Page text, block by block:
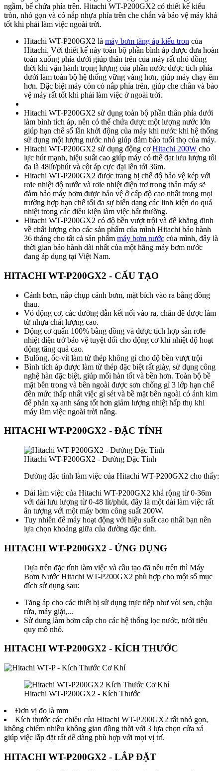
ngầm, bể chứa phía trên. Hitachi WT-P200GX2 có thiết kế kiểu
tròn, nhỏ gọn và có nắp nhựa phía trên che chắn và bảo vệ máy khá
tốt khi phải làm việc ngoài trời.
Hitachi WT-P200GX2 là máy bơm tăng áp kiểu tron của
Hitachi. Với thiết kế này toàn bộ phần bình áp được đưa hoàn
toàn xuống phía dưới giúp thân trên của máy rất nhỏ đồng
thời khi vận hành trọng lượng của phần nước được tích phía
dưới làm toàn bộ hệ thống vững vàng hơn, giúp máy chạy êm
hơn. Đặc biệt máy còn có nắp phía trên, giúp che chắn và bảo
vệ máy rất tốt khi phải làm việc ở ngoài trời.
Hitachi WT-P200GX2 sử dụng toàn bộ phần thân phía dưới
làm bình tích áp, nên có thể chứa được một lượng nước lớn
giúp hạn chế số lần khởi động của máy khi nước khi hệ thống
sử dụng một lượng nước nhỏ giúp đảm bảo tuổi thọ của máy.
Hitachi WT-P200GX2 sử dụng động cơHitachi 200W cho
lực hút mạnh, hiệu suất cao giúp máy có thể đạt lưu lượng tối
đa là 48lít/phút và cột áp cực đại lên tới 36m.
Hitachi WT-P200GX2 được trang bị chế độ bảo vệ kép với
rơle nhiệt độ nước và rơle nhiệt điện trơ trong thân máy sẽ
đảm bảo máy bơm được bảo vệ ở cấp độ cao nhất trong mọi
trường hợp hạn chế tối đa sự biến dạng các linh kiện do quá
nhiệt trong các điều kiện làm việc bất thường.
Hitachi WT-P200GX2 có độ bền vượt trội và để khẳng đinh
về chất lượng cho các sản phẩm của mình Hitachi bảo hành
36 tháng cho tất cả sản phẩm máy bơm nước của mình, đây là
thời gian bảo hành dài nhất của một hãng máy bơm nước
đang áp dụng tại Việt Nam.
HITACHI WT-P200GX2 - CẤU TẠO
Cánh bơm, nắp chụp cánh bơm, mặt bích vào ra bằng đồng
thau.
Vỏ động cơ, các đường dẫn kết nối vào ra, chân đê được làm
từ nhựa chất lượng cao.
Động cơ quấn 100% bằng đồng và được tích hợp sẵn rơle
nhiệt điện trở bảo vệ tuyệt đối cho động cơ khi nhiệt độ hoạt
động tăng quá cao.
Bulông, ốc-vít làm từ thép không gỉ cho độ bền vượt trội
Bình tích áp được làm từ thép đặc biệt rất giày, sử dụng công
nghệ hàn đặc biệt, giúp mối hàn tốt và bền hơn. Toàn bộ bề
mặt bên trong và bên ngoài được sơn chống gỉ 3 lớp hạn chế
đên mức thấp nhất việc gỉ sét và bề mặt bên ngoài có ánh kim
để phản xạ anh sáng tốt hơn giảm lượng nhiệt hấp thụ khi
máy làm việc ngoài trời nắng.
HITACHI WT-P200GX2 - ĐẶC TÍNH
Hitachi WT-P200GX2 - Đường Đặc Tính
Đường đặc tính làm việc của Hitachi WT-P200GX2 cho thấy:
Dải làm việc của Hitachi WT-P200GX2 khá rộng từ 0-36m
với dải lưu lượng từ 0-48 lít/phút, đây là một dải làm việc rất
ân tượng với một máy bơm công suất 200W.
Tuy nhiên để máy hoạt động với hiệu suất cao nhất bạn nên
lựa chọn khoảng giữa của đường đặc tính.
HITACHI WT-P200GX2 - ỨNG DỤNG
Dựa trên đặc tính làm việc và cầu tạo đã nêu trên thì Máy
Bơm Nước Hitachi WT-P200GX2 phù hợp cho một số mục
đích sử dụng sau:
Tăng áp cho các thiết bị sử dụng trực tiếp như vòi sen, chậu
rửa, máy giặt,...
Sử dung làm bơm cấp cho các hệ thống lọc nước, tưới tiêu
quy mô nhỏ.
HITACHI WT-P200GX2 - KÍCH THƯỚC
Hitachi WT-P200GX2 - Kích Thước
Đơn vị đo là mm
Kích thước các chiều của Hitachi WT-P200GX2 rất nhỏ gọn,
không chiếm nhiều không gian đồng thời với 3 lựa chọn cửa xả
giúp việc lắp đặt rất dễ dàng phù hợp với mọi vị trí.
HITACHI WT-P200GX2 - LẮP ĐẶT